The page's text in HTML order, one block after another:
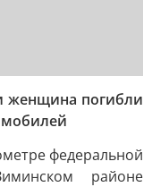
женщина погибли
федеральной
районе